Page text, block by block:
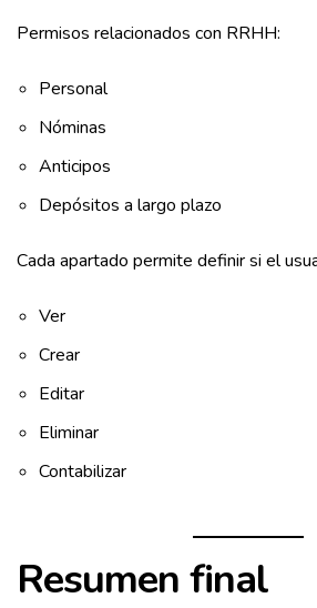
Permisos relacionados con RRHH:
Personal
Nóminas
Anticipos
Depósitos a largo plazo
Cada apartado permite definir si el
Ver
Crear
Editar
Eliminar
Contabilizar
Resumen final